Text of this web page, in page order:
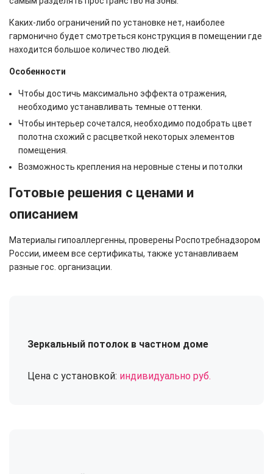
Каких-либо ограничений по установке нет, наиболее
гармонично будет смотреться конструкция в помещении где
находится большое количество людей.
Особенности
Чтобы достичь максимально эффекта отражения,
необходимо устанавливать темные оттенки.
Чтобы интерьер сочетался, необходимо подобрать цвет
полотна схожий с расцветкой некоторых элементов
помещения.
Возможность крепления на неровные стены и потолки
Готовые решения с ценами и
описанием
Материалы гипоаллергенны, проверены Роспотребнадзором
России, имеем все сертификаты, также устанавливаем
разные гос. организации.
Зеркальный потолок в частном доме
Цена с установкой: индивидуально руб.